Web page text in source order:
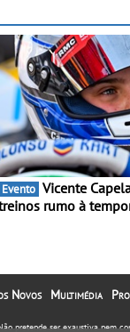
Evento
rumo à
1 de Março e 6
Novos Multimédia
pretende ser exaustiva nem